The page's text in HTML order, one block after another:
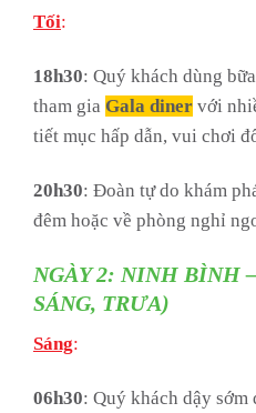
Tối:
18h30: Quý khách dùng
tham gia Gala diner với
tiết mục hấp dẫn, vui chơi
20h30: Đoàn tự do khám
đêm hoặc về phòng nghỉ
NGÀY 2: NINH BÌNH
SÁNG, TRƯA)
Sáng:
06h30: Quý khách dậy sớm